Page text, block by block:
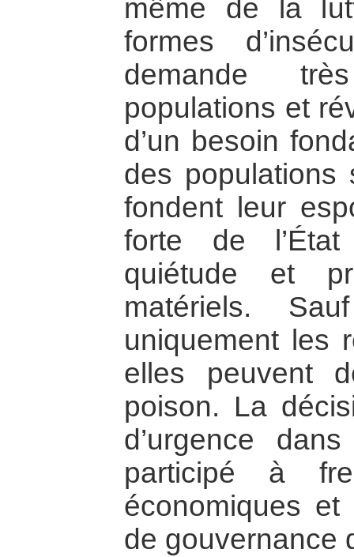
même de la
formes
demande
populations et
d’un besoin
des populations
fondent leur
forte de
quiétude et
matériels.
uniquement les
elles peuvent
poison. La
d’urgence
participé à
économiques
de gouvernance